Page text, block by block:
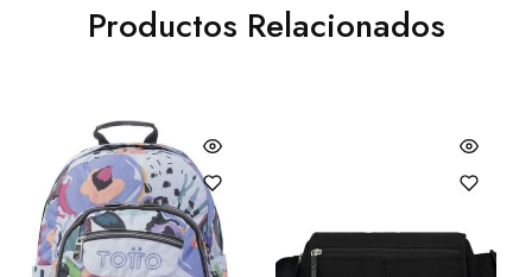
Productos Relacionados